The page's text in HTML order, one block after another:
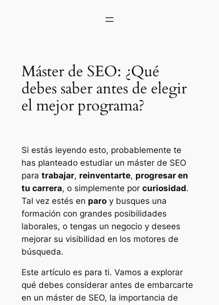
Máster de SEO: ¿Qué
debes saber antes de elegir
el mejor programa?
Si estás leyendo esto, probablemente te
has planteado estudiar un máster de SEO
para trabajar, reinventarte, progresar en
tu carrera, o simplemente por curiosidad.
Tal vez estés en paroy busques una
formación con grandes posibilidades
laborales, o tengas un negocio y desees
mejorar su visibilidad en los motores de
búsqueda.
Este artículo es para ti. Vamos a explorar
qué debes considerar antes de embarcarte
en un máster de SEO, la importancia de